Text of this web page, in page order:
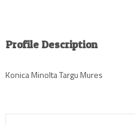
Profile Description
Konica Minolta Targu Mures